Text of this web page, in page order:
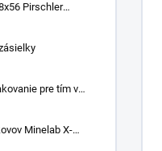
Pirschler
zelený
pre tím v
Minelab X-
pinpoiter set